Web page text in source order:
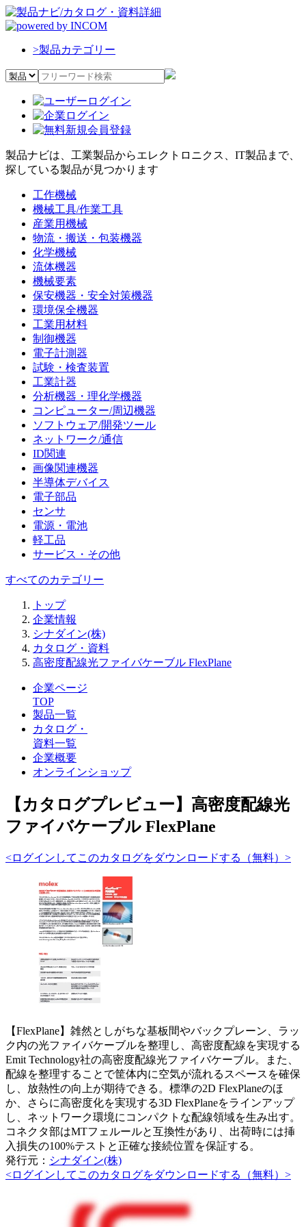
>製品カテゴリー
製品ナビは、工業製品からエレクトロニクス、IT製品まで、
探している製品が見つかります
工作機械
機械工具/作業工具
産業用機械
物流・搬送・包装機器
化学機械
流体機器
機械要素
保安機器・安全対策機器
環境保全機器
工業用材料
制御機器
電子計測器
試験・検査装置
工業計器
分析機器・理化学機器
コンピューター/周辺機器
ソフトウェア/開発ツール
ネットワーク/通信
ID関連
画像関連機器
半導体デバイス
電子部品
センサ
電源・電池
軽工品
サービス・その他
すべてのカテゴリー
トップ
企業情報
シナダイン(株)
カタログ・資料
高密度配線光ファイバケーブル FlexPlane
企業ページ
TOP
製品一覧
カタログ・
資料一覧
企業概要
オンラインショップ
【カタログプレビュー】高密度配線光
ファイバケーブル FlexPlane
<ログインしてこのカタログをダウンロードする（無料）>
【FlexPlane】雑然としがちな基板間やバックプレーン、ラッ
ク内の光ファイバケーブルを整理し、高密度配線を実現する
Emit Technology社の高密度配線光ファイバケーブル。また、
配線を整理することで筐体内に空気が流れるスペースを確保
し、放熱性の向上が期待できる。標準の2D FlexPlaneのほ
か、さらに高密度化を実現する3D FlexPlaneをラインアップ
し、ネットワーク環境にコンパクトな配線領域を生み出す。
コネクタ部はMTフェルールと互換性があり、出荷時には挿
入損失の100%テストと正確な接続位置を保証する。
発行元： シナダイン(株)
<ログインしてこのカタログをダウンロードする（無料）>